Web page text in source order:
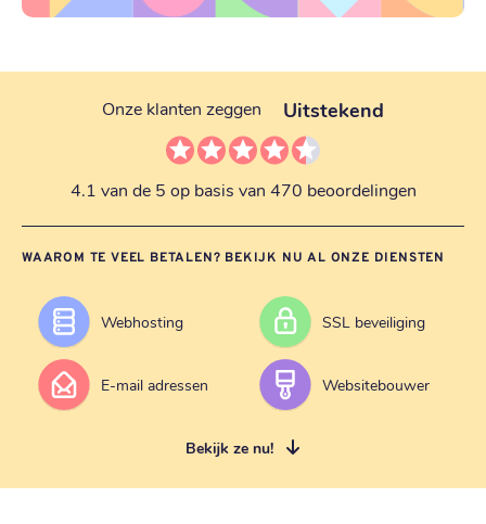
Onze klanten zeggen Uitstekend
4.1 van de 5 op basis van 470 beoordelingen
WAAROM TE VEEL BETALEN? BEKIJK NU AL ONZE DIENSTEN
Webhosting SSL beveiliging
E-mail adressen Websitebouwer
Bekijk ze nu!